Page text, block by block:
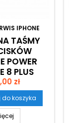
IPHONE
TAŚMY
POWER
8 PLUS
zł
do koszyka